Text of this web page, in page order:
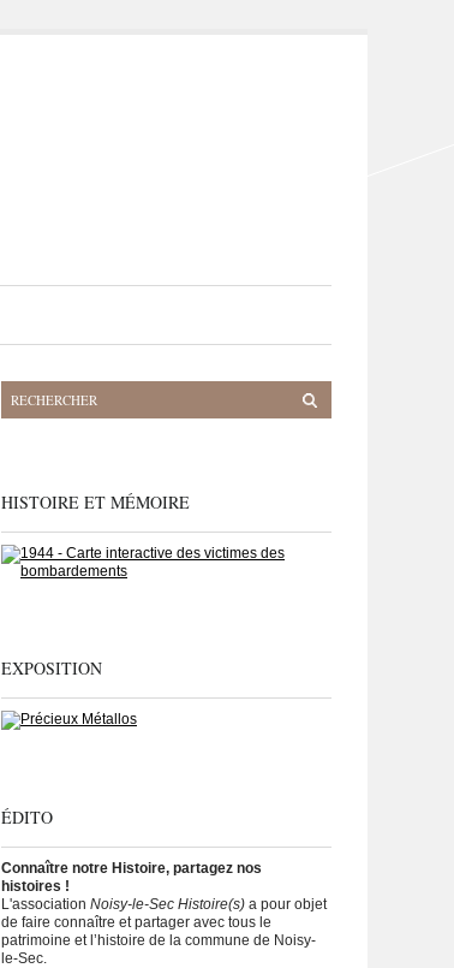
HISTOIRE ET MÉMOIRE
EXPOSITION
ÉDITO
Connaître notre Histoire, partagez nos
histoires !
L'association Noisy-le-Sec Histoire(s) a pour objet
de faire connaître et partager avec tous le
patrimoine et l’histoire de la commune de Noisy-
le-Sec.